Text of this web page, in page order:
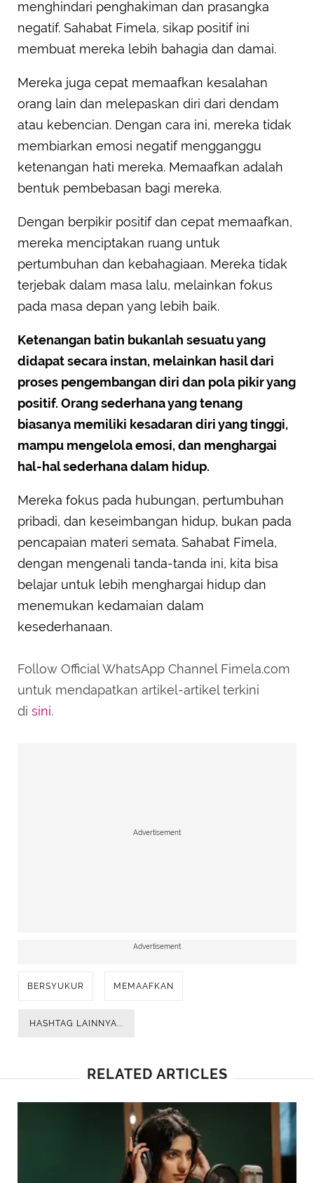
menghindari penghakiman dan prasangka
negatif. Sahabat Fimela, sikap positif ini
membuat mereka lebih bahagia dan damai.
Mereka juga cepat memaafkan kesalahan
orang lain dan melepaskan diri dari dendam
atau kebencian. Dengan cara ini, mereka tidak
membiarkan emosi negatif mengganggu
ketenangan hati mereka. Memaafkan adalah
bentuk pembebasan bagi mereka.
Dengan berpikir positif dan cepat memaafkan,
mereka menciptakan ruang untuk
pertumbuhan dan kebahagiaan. Mereka tidak
terjebak dalam masa lalu, melainkan fokus
pada masa depan yang lebih baik.
Ketenangan batin bukanlah sesuatu yang
didapat secara instan, melainkan hasil dari
proses pengembangan diri dan pola pikir yang
positif. Orang sederhana yang tenang
biasanya memiliki kesadaran diri yang tinggi,
mampu mengelola emosi, dan menghargai
hal-hal sederhana dalam hidup.
Mereka fokus pada hubungan, pertumbuhan
pribadi, dan keseimbangan hidup, bukan pada
pencapaian materi semata. Sahabat Fimela,
dengan mengenali tanda-tanda ini, kita bisa
belajar untuk lebih menghargai hidup dan
menemukan kedamaian dalam
kesederhanaan.
Follow Official WhatsApp Channel Fimela.com
untuk mendapatkan artikel-artikel terkini
di sini.
Advertisement
Advertisement
BERSYUKUR MEMAAFKAN
HASHTAG LAINNYA...
RELATED ARTICLES